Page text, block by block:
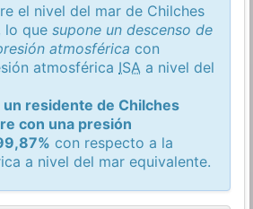
el nivel del mar de Chilches
lo quesupone un descenso de
atmosférica con
atmosférica ISA a nivel del
un residente de Chilches
con una presión
con respecto a la
a nivel del mar equivalente.